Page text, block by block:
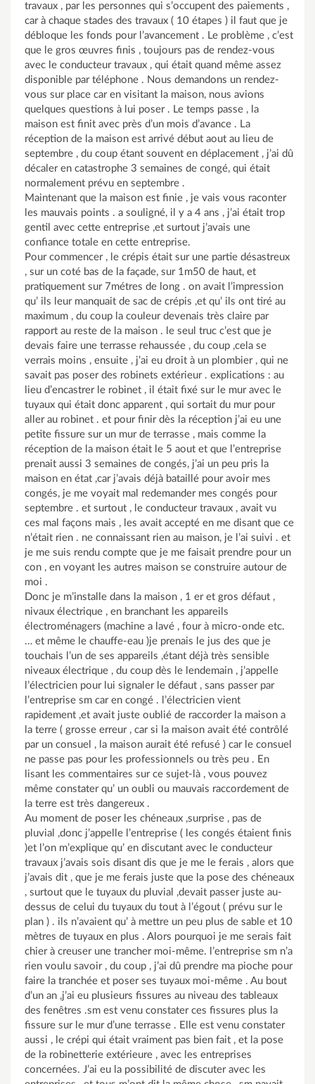
travaux , par les personnes qui s’occupent des paiements ,
car à chaque stades des travaux ( 10 étapes ) il faut que je
débloque les fonds pour l’avancement . Le problème , c’est
que le gros œuvres finis , toujours pas de rendez-vous
avec le conducteur travaux , qui était quand même assez
disponible par téléphone . Nous demandons un rendez-
vous sur place car en visitant la maison, nous avions
quelques questions à lui poser . Le temps passe , la
maison est finit avec près d’un mois d’avance . La
réception de la maison est arrivé début aout au lieu de
septembre , du coup étant souvent en déplacement , j’ai dû
décaler en catastrophe 3 semaines de congé, qui était
normalement prévu en septembre .
Maintenant que la maison est finie , je vais vous raconter
les mauvais points . a souligné, il y a 4 ans , j’ai était trop
gentil avec cette entreprise ,et surtout j’avais une
confiance totale en cette entreprise.
Pour commencer , le crépis était sur une partie désastreux
, sur un coté bas de la façade, sur 1m50 de haut, et
pratiquement sur 7métres de long . on avait l’impression
qu’ ils leur manquait de sac de crépis ,et qu’ ils ont tiré au
maximum , du coup la couleur devenais très claire par
rapport au reste de la maison . le seul truc c’est que je
devais faire une terrasse rehaussée , du coup ,cela se
verrais moins , ensuite , j’ai eu droit à un plombier , qui ne
savait pas poser des robinets extérieur . explications : au
lieu d’encastrer le robinet , il était fixé sur le mur avec le
tuyaux qui était donc apparent , qui sortait du mur pour
aller au robinet . et pour finir dès la réception j’ai eu une
petite fissure sur un mur de terrasse , mais comme la
réception de la maison était le 5 aout et que l’entreprise
prenait aussi 3 semaines de congés, j’ai un peu pris la
maison en état ,car j’avais déjà bataillé pour avoir mes
congés, je me voyait mal redemander mes congés pour
septembre . et surtout , le conducteur travaux , avait vu
ces mal façons mais , les avait accepté en me disant que ce
n’était rien . ne connaissant rien au maison, je l’ai suivi . et
je me suis rendu compte que je me faisait prendre pour un
con , en voyant les autres maison se construire autour de
moi .
Donc je m’installe dans la maison , 1 er et gros défaut ,
nivaux électrique , en branchant les appareils
électroménagers (machine a lavé , four à micro-onde etc.
… et même le chauffe-eau )je prenais le jus des que je
touchais l’un de ses appareils ,étant déjà très sensible
niveaux électrique , du coup dès le lendemain , j’appelle
l’électricien pour lui signaler le défaut , sans passer par
l’entreprise sm car en congé . l’électricien vient
rapidement ,et avait juste oublié de raccorder la maison a
la terre ( grosse erreur , car si la maison avait été contrôlé
par un consuel , la maison aurait été refusé ) car le consuel
ne passe pas pour les professionnels ou très peu . En
lisant les commentaires sur ce sujet-là , vous pouvez
même constater qu’ un oubli ou mauvais raccordement de
la terre est très dangereux .
Au moment de poser les chéneaux ,surprise , pas de
pluvial ,donc j’appelle l’entreprise ( les congés étaient finis
)et l’on m’explique qu’ en discutant avec le conducteur
travaux j’avais sois disant dis que je me le ferais , alors que
j’avais dit , que je me ferais juste que la pose des chéneaux
, surtout que le tuyaux du pluvial ,devait passer juste au-
dessus de celui du tuyaux du tout à l’égout ( prévu sur le
plan ) . ils n’avaient qu’ à mettre un peu plus de sable et 10
mètres de tuyaux en plus . Alors pourquoi je me serais fait
chier à creuser une trancher moi-même. l’entreprise sm n’a
rien voulu savoir , du coup , j’ai dû prendre ma pioche pour
faire la tranchée et poser ses tuyaux moi-même . Au bout
d’un an ,j’ai eu plusieurs fissures au niveau des tableaux
des fenêtres .sm est venu constater ces fissures plus la
fissure sur le mur d’une terrasse . Elle est venu constater
aussi , le crépi qui était vraiment pas bien fait , et la pose
de la robinetterie extérieure , avec les entreprises
concernées. J’ai eu la possibilité de discuter avec les